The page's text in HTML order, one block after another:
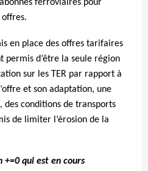
ferroviaires pour
en place des offres tarifaires
permis d’être la seule région
sur les TER par rapport à
et son adaptation, une
conditions de transports
de limiter l’érosion de la
+=0 qui est en cours